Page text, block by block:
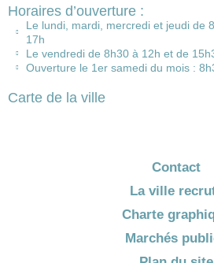
Horaires d’ouverture :
Le lundi, mardi, mercredi et jeudi de
17h
Le vendredi de 8h30 à 12h et de
Ouverture le 1er samedi du mois :
Carte de la ville
Contact
La ville
Charte
Marchés